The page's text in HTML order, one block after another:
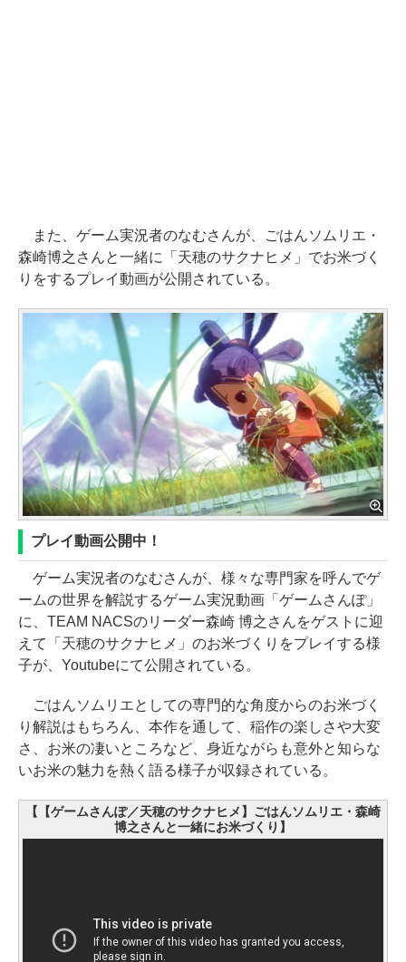
また、ゲーム実況者のなむさんが、ごはんソムリエ・
森崎博之さんと一緒に「天穂のサクナヒメ」でお米づく
りをするプレイ動画が公開されている。
プレイ動画公開中！
ゲーム実況者のなむさんが、様々な専門家を呼んでゲ
ームの世界を解説するゲーム実況動画「ゲームさんぽ」
に、TEAM NACSのリーダー森崎 博之さんをゲストに迎
えて「天穂のサクナヒメ」のお米づくりをプレイする様
子が、Youtubeにて公開されている。
ごはんソムリエとしての専門的な角度からのお米づく
り解説はもちろん、本作を通して、稲作の楽しさや大変
さ、お米の凄いところなど、身近ながらも意外と知らな
いお米の魅力を熱く語る様子が収録されている。
【【ゲームさんぽ／天穂のサクナヒメ】ごはんソムリエ・森崎
博之さんと一緒にお米づくり】